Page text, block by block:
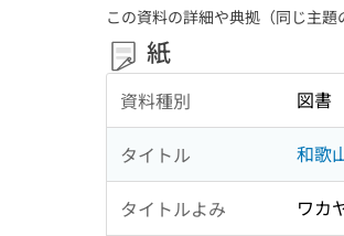
この資料の詳細や典拠（同じ主
紙
資料種別 図書
タイトル 和歌
タイトルよみ ワカ